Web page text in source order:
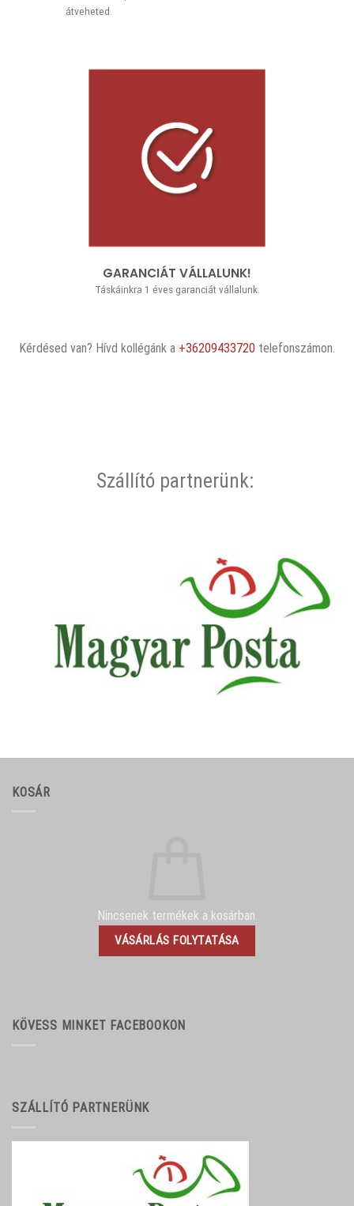
átveheted.
GARANCIÁT VÁLLALUNK!
Táskáinkra 1 éves garanciát vállalunk.
Kérdésed van? Hívd kollégánk a +36209433720 telefonszámon.
Szállító partnerünk:
KOSÁR
Nincsenek termékek a kosárban.
VÁSÁRLÁS FOLYTATÁSA
KÖVESS MINKET FACEBOOKON
SZÁLLÍTÓ PARTNERÜNK